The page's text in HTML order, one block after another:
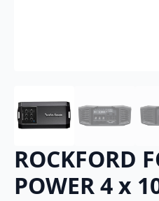
ROCKFORD
POWER 4 x